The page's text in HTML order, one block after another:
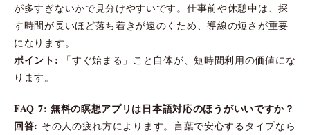
が多すぎないかで見分けやすいです。仕事前や休憩中は、探
す時間が長いほど落ち着きが遠のくため、導線の短さが重要
になります。
ポイント: 「すぐ始まる」こと自体が、短時間利用の価値にな
ります。
FAQ 7: 無料の瞑想アプリは日本語対応のほうがいいですか？
回答: その人の疲れ方によります。言葉で安心するタイプなら